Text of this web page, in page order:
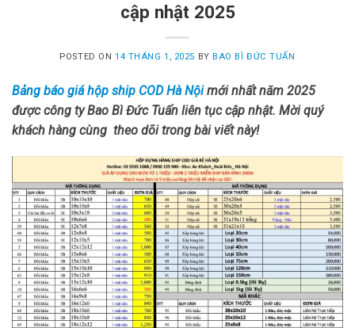
cập nhật 2025
POSTED ON 14 THÁNG 1, 2025 BYBAO BÌ ĐỨC TUẤN
Bảng báo giá hộp ship COD Hà Nộimới nhất năm 2025
được công ty Bao Bì Đức Tuấn liên tục cập nhật. Mời quý
khách hàng cùng theo dõi trong bài viết này!